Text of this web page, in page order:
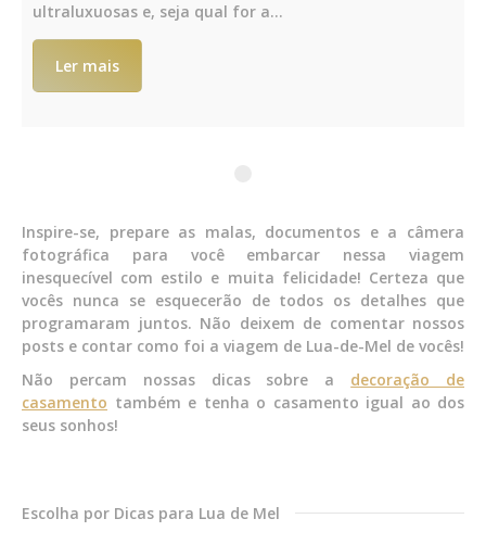
ultraluxuosas e, seja qual for a…
Ler mais
Inspire-se, prepare as malas, documentos e a câmera
fotográfica para você embarcar nessa viagem
inesquecível com estilo e muita felicidade! Certeza que
vocês nunca se esquecerão de todos os detalhes que
programaram juntos. Não deixem de comentar nossos
posts e contar como foi a viagem de Lua-de-Mel de vocês!
Não percam nossas dicas sobre a decoração de
casamento também e tenha o casamento igual ao dos
seus sonhos!
Escolha por Dicas para Lua de Mel